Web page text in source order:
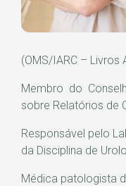
(OMS/IARC – Livros
Membro do
sobre Relatórios de
Responsável pelo
da Disciplina de
Médica patologista